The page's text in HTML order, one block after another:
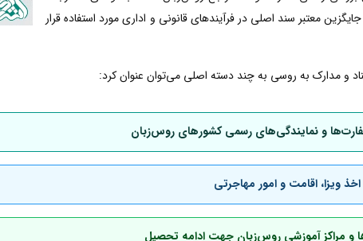
معتبر سند اصلی در فرآیندهای قانونی و اداری مورد استفاده قرار
و مدارک به روسی به چند دسته اصلی می‌توان عنوان کرد:
و نمایندگی‌های رسمی کشورهای روس‌زبان
اخذ ویزا، اقامت و امور مهاجرتی
و مراکز آموزشی روس‌زبان جهت ادامه تحصیل